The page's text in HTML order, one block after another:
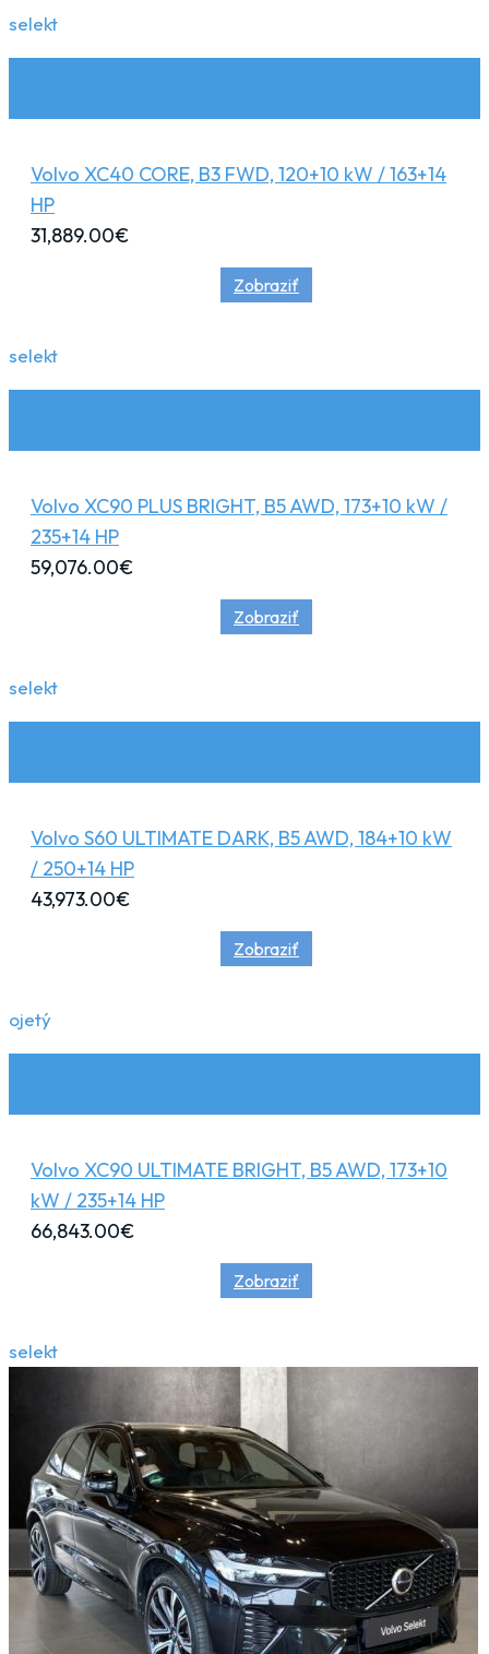
selekt
Volvo XC40 CORE, B3 FWD, 120+10 kW / 163+14
HP
31,889.00€
Zobraziť
selekt
Volvo XC90 PLUS BRIGHT, B5 AWD, 173+10 kW /
235+14 HP
59,076.00€
Zobraziť
selekt
Volvo S60 ULTIMATE DARK, B5 AWD, 184+10 kW
/ 250+14 HP
43,973.00€
Zobraziť
ojetý
Volvo XC90 ULTIMATE BRIGHT, B5 AWD, 173+10
kW / 235+14 HP
66,843.00€
Zobraziť
selekt